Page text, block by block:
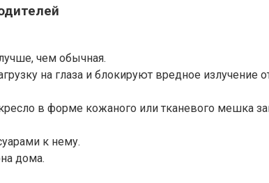
чем обычная.
на глаза и блокируют вредное излучение
в форме кожаного или тканевого мешка
к нему.
дома.